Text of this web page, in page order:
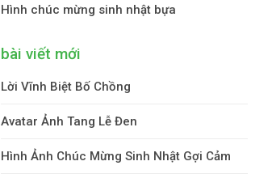
Hình chúc mừng sinh nhật bựa
bài viết mới
Lời Vĩnh Biệt Bố Chồng
Avatar Ảnh Tang Lễ Đen
Hình Ảnh Chúc Mừng Sinh Nhật Gợi Cảm